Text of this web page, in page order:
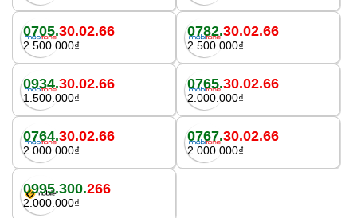
0705.30.02.66
2.500.000₫
0782.30.02.66
2.500.000₫
0934.30.02.66
1.500.000₫
0765.30.02.66
2.000.000₫
0764.30.02.66
2.000.000₫
0767.30.02.66
2.000.000₫
0995.300.266
2.000.000₫